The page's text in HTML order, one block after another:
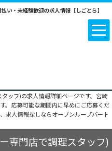
い・未経験歓迎の求人情報【しごとら】
ッフ)の求人情報詳細ページです。宮崎
。応募可能な期間内に早めにご応募くだ
求人情報探しならオープンループパート
専門店で調理スタッフ)